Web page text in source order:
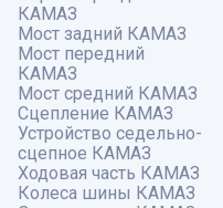
КАМАЗ
Мост задний КАМАЗ
Мост передний
КАМАЗ
Мост средний КАМАЗ
Сцепление КАМАЗ
Устройство седельно-
сцепное КАМАЗ
Ходовая часть КАМАЗ
Колеса шины КАМАЗ